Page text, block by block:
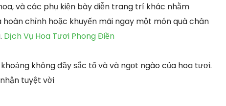
và các phụ kiện bày diễn trang trí khác nhằm
chỉnh hoặc khuyến mãi ngay một món quà chân
Dịch Vụ Hoa Tươi Phong Điền
không đầy sắc tố và và ngọt ngào của hoa tươi.
tuyệt vời